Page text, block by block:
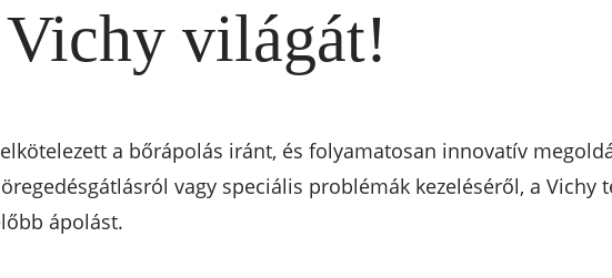
világát!
a bőrápolás iránt, és folyamatosan innovatív
vagy speciális problémák kezeléséről, a
ápolást.